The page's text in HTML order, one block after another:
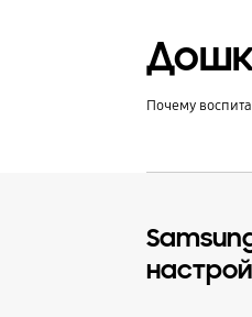
Почему